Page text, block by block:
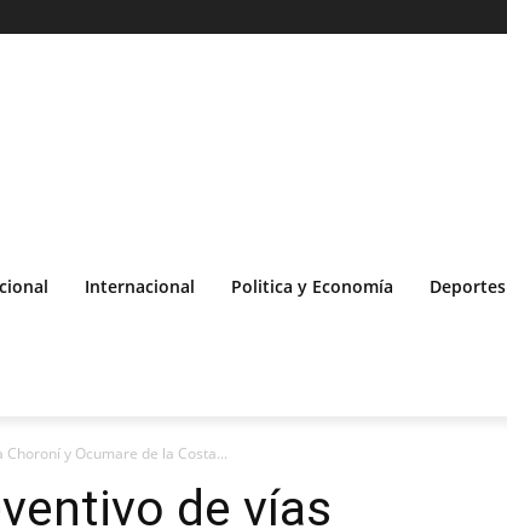
Internacional Politica y Economía Deportes
y Ocumare de la Costa...
de vías